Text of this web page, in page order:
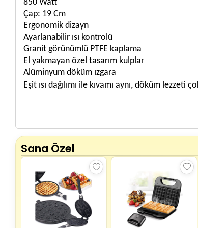
850 Watt
Çap: 19 Cm
Ergonomik dizayn
Ayarlanabilir ısı kontrolü
Granit görünümlü PTFE kaplama
El yakmayan özel tasarım kulplar
Alüminyum döküm ızgara
Eşit ısı dağılımı ile kıvamı aynı, döküm
Sana Özel